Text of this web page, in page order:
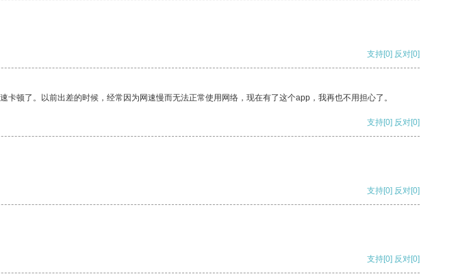
支持[0] 反对[0]
顿了。以前出差的时候，经常因为网速慢而无法正常使用网络，现在有了这个app，我再也不用担心了。
支持[0] 反对[0]
支持[0] 反对[0]
支持[0] 反对[0]